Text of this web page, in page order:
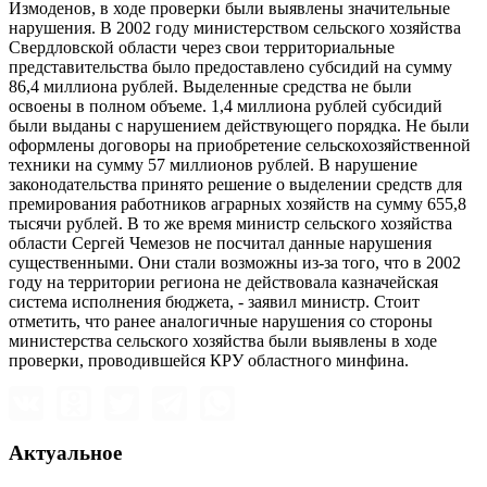
Измоденов, в ходе проверки были выявлены значительные
нарушения. В 2002 году министерством сельского хозяйства
Свердловской области через свои территориальные
представительства было предоставлено субсидий на сумму
86,4 миллиона рублей. Выделенные средства не были
освоены в полном объеме. 1,4 миллиона рублей субсидий
были выданы с нарушением действующего порядка. Не были
оформлены договоры на приобретение сельскохозяйственной
техники на сумму 57 миллионов рублей. В нарушение
законодательства принято решение о выделении средств для
премирования работников аграрных хозяйств на сумму 655,8
тысячи рублей. В то же время министр сельского хозяйства
области Сергей Чемезов не посчитал данные нарушения
существенными. Они стали возможны из-за того, что в 2002
году на территории региона не действовала казначейская
система исполнения бюджета, - заявил министр. Стоит
отметить, что ранее аналогичные нарушения со стороны
министерства сельского хозяйства были выявлены в ходе
проверки, проводившейся КРУ областного минфина.
Актуальное